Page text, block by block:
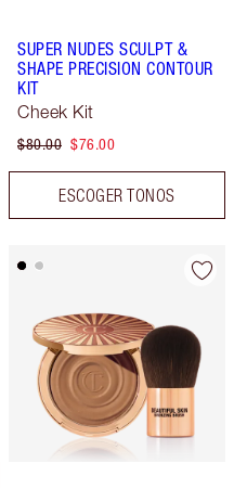
SUPER NUDES SCULPT &
SHAPE PRECISION CONTOUR
KIT
Cheek Kit
$80.00 $76.00
ESCOGER TONOS